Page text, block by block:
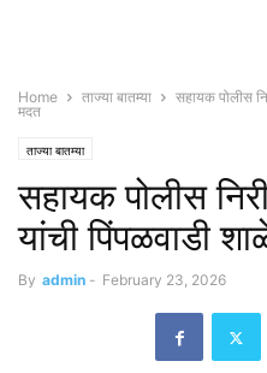
Home ताज्या बातम्या
सहायक पोलीस
मदत
ताज्या बातम्या
सहायक पोलीस
यांची पिंपळवाडी
By admin - February 23, 2026